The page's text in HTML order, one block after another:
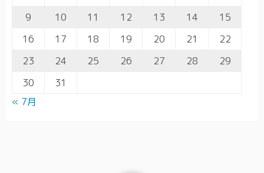
9
10 11 12 13 14
15
16
17 18 19 20 21
22
23
24 25 26 27 28
29
30
31
« 7月